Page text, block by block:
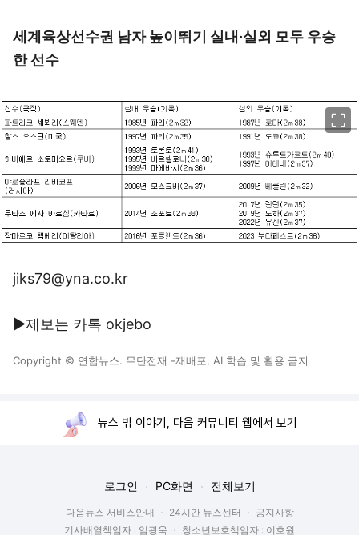
세계육상선수권 남자 높이뛰기 실내·실외 모두 우승
한 선수
jiks79@yna.co.kr
▶제보는 카톡 okjebo
Copyright © 연합뉴스. 무단전재 -재배포, AI 학습 및 활용 금지
뉴스 밖 이야기, 다음 커뮤니티 웹에서 보기
로그인 PC화면 전체보기
다음뉴스 서비스안내 24시간 뉴스센터
공지사항
기사배열책임자 : 임광욱
청소년보호책임자 : 이호원